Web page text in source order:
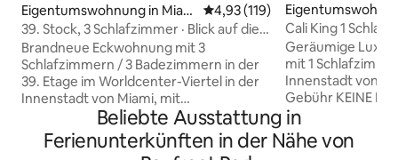
Eigentumswohnung in Miam
i
Durchschnittliche Bewertung:
4,93 (119)
39. Stock, 3 Schlafzimmer · Blick auf die
Bucht und die Stadt · Schlafplätze für 8
Personen
Brandneue Eckwohnung mit 3
Schlafzimmern / 3 Badezimmern in der
39. Etage im Worldcenter-Viertel in der
Innenstadt von Miami, mit
Panoramablick auf die Bucht und die
Stadt von einem 250 Quadratfuß großen
Balkon und raumhohen Fenstern.
iCali King 1
Fitnessraum,
Geräumige
mit 1
Innenstadt von Miami KEINE
Gebühr KEINE
zusätzlichen Steuern Die Gäste
Zugang zu allen
YOTEL und
Beliebte Ausstattung in
Ferienunterkünften in der Nähe von